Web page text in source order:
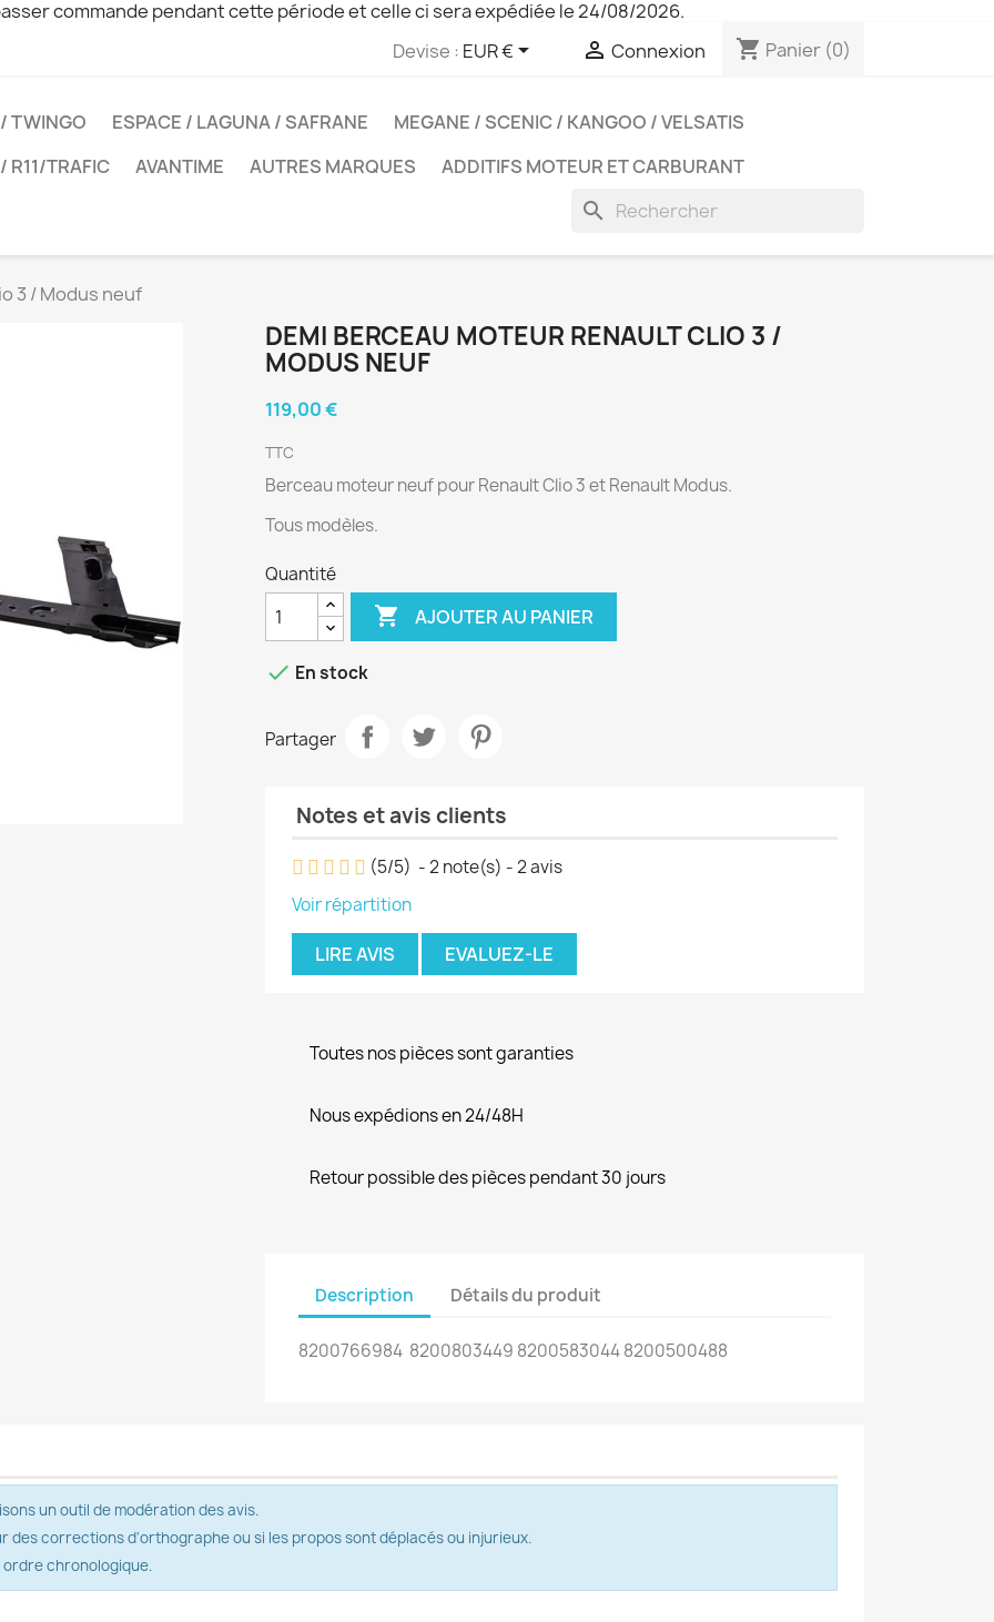
commande pendant cette période et celle ci sera expédiée le 24/08/2026.
Devise : EUR €  Connexion shopping_cart Panier (0)
TWINGO ESPACE / LAGUNA / SAFRANE
MEGANE / SCENIC / KANGOO / VELSATIS
R11/TRAFIC
AVANTIME AUTRES MARQUES ADDITIFS MOTEUR ET CARBURANT
search
3 / Modus neuf
DEMI BERCEAU MOTEUR RENAULT CLIO 3 /
MODUS NEUF
119,00 €
TTC
Berceau moteur neuf pour Renault Clio 3 et Renault Modus.
Tous modèles.
Quantité
 AJOUTER AU PANIER
 En stock
Partager
Notes et avis clients
(5/5) -2note(s) -2avis
Voir répartition
LIRE AVIS EVALUEZ-LE
Toutes nos pièces sont garanties
Nous expédions en 24/48H
Retour possible des pièces pendant 30 jours
Description Détails du produit
8200766984 8200803449 8200583044 8200500488
un outil de modération des avis.
des corrections d'orthographe ou si les propos sont déplacés ou injurieux.
chronologique.